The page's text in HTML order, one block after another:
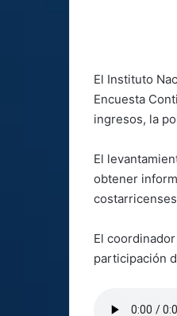
El Instituto
Encuesta
ingresos, la
El
obtener
El
participación